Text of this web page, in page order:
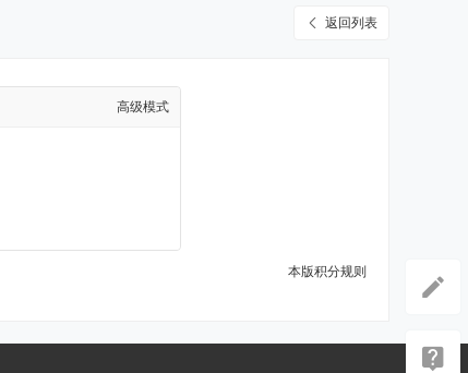
返回列表
高级模式
本版积分规则